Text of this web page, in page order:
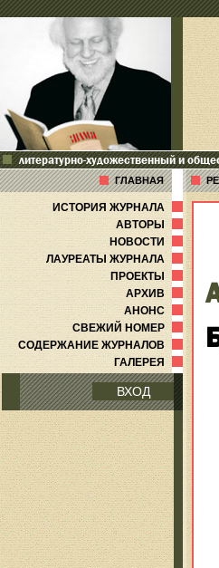
литературно-художественный и
ГЛАВНАЯ
ИСТОРИЯ ЖУРНАЛА
АВТОРЫ
НОВОСТИ
ЛАУРЕАТЫ ЖУРНАЛА
ПРОЕКТЫ
АРХИВ
АНОНС
СВЕЖИЙ НОМЕР
СОДЕРЖАНИЕ ЖУРНАЛОВ
ГАЛЕРЕЯ
ВХОД